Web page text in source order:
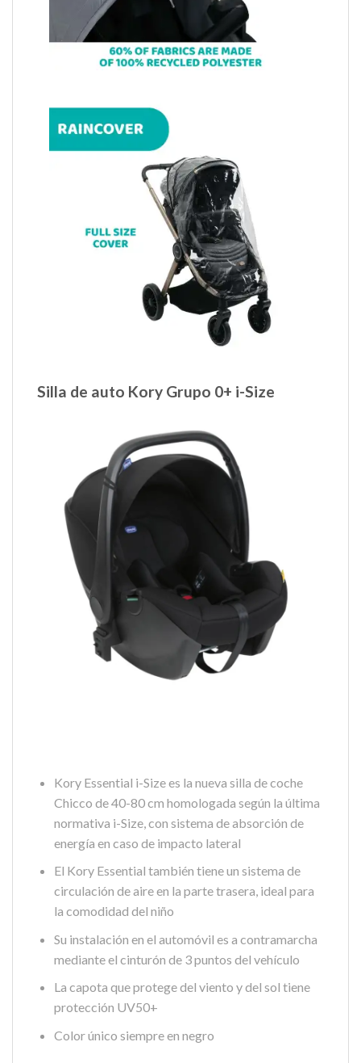
Silla de auto Kory Grupo 0+ i-Size
Kory Essential i-Size es la nueva silla de coche
Chicco de 40-80 cm homologada según la última
normativa i-Size, con sistema de absorción de
energía en caso de impacto lateral
El Kory Essential también tiene un sistema de
circulación de aire en la parte trasera, ideal para
la comodidad del niño
Su instalación en el automóvil es a contramarcha
mediante el cinturón de 3 puntos del vehículo
La capota que protege del viento y del sol tiene
protección UV50+
Color único siempre en negro